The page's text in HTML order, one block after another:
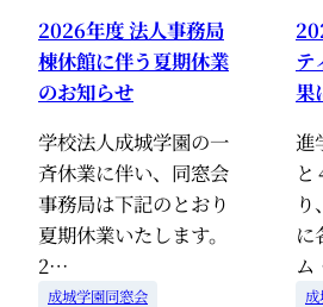
2026年度 法人事務局
棟休館に伴う夏期休業
のお知らせ
学校法人成城学園の一
斉休業に伴い、同窓会
事務局は下記のとおり
夏期休業いたします。
2…
成城学園同窓会
テ
果
進
と
に